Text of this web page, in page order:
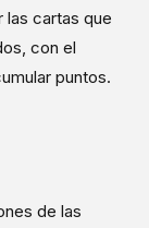
las cartas que
con el
puntos.
de las